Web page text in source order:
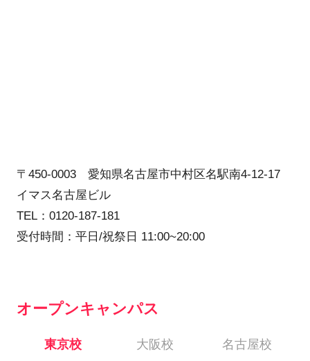
〒450-0003 愛知県名古屋市中村区名駅南4-12-17
イマス名古屋ビル
TEL：0120-187-181
受付時間：平日/祝祭日 11:00~20:00
オープンキャンパス
東京校 大阪校 名古屋校